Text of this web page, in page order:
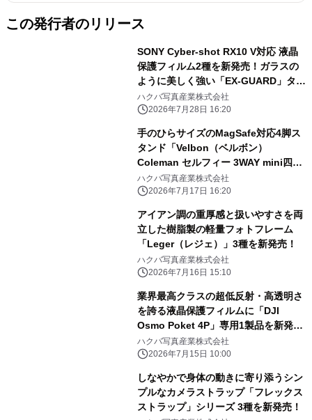
この発行者のリリース
SONY Cyber-shot RX10 V対応 液晶
保護フィルム2種を新発売！ガラスの
ように美しく強い「EX-GUARD」タイ
プと業界最高クラスの透明度を誇る
「III」タイプ
ハクバ写真産業株式会社
2026年7月28日 16:20
手のひらサイズのMagSafe対応4脚ス
タンド「Velbon（ベルボン）
Coleman セルフィー 3WAY mini四
脚」を新発売！
ハクバ写真産業株式会社
2026年7月17日 16:20
アイアン調の重厚感と扱いやすさを両
立した樹脂製の軽量フォトフレーム
「Leger（レジェ）」3種を新発売！
ハクバ写真産業株式会社
2026年7月16日 15:10
業界最高クラスの超低反射・高透明さ
を誇る液晶保護フィルムに「DJI
Osmo Poket 4P」専用1製品を新発
売！
ハクバ写真産業株式会社
2026年7月15日 10:00
しなやかで身体の動きに寄り添うシン
プルなカメラストラップ「フレックス
ストラップ」シリーズ 3種を新発売！